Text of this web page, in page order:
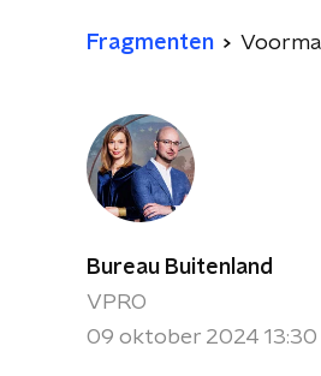
Fragmenten
Bureau Buitenland
VPRO
09 oktober 2024 13:30